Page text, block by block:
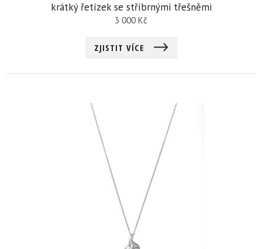
krátký řetízek se stříbrnými třešněmi
3 000 Kč
ZJISTIT VÍCE